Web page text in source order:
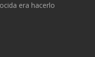
era hacerlo